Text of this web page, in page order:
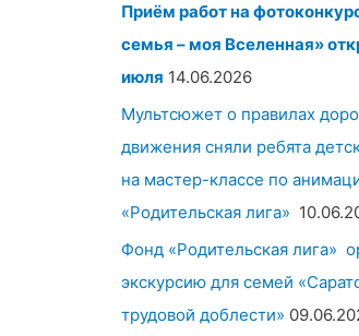
Приём работ на
семья – моя Вселенная»
июля 14.06.2026
Мультсюжет о правилах
движения сняли ребята
на мастер-классе по
«Родительская лига»
Фонд «Родительская лига»
экскурсию для семей
трудовой доблести»